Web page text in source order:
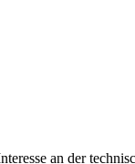
an der